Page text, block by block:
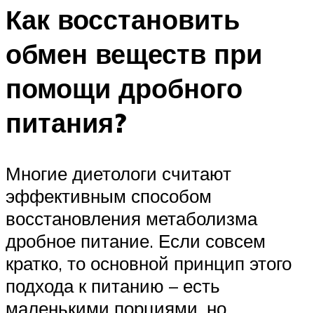
Как восстановить
обмен веществ при
помощи дробного
питания?
Многие диетологи считают
эффективным способом
восстановления метаболизма
дробное питание. Если совсем
кратко, то основной принцип этого
подхода к питанию – есть
маленькими порциями, но